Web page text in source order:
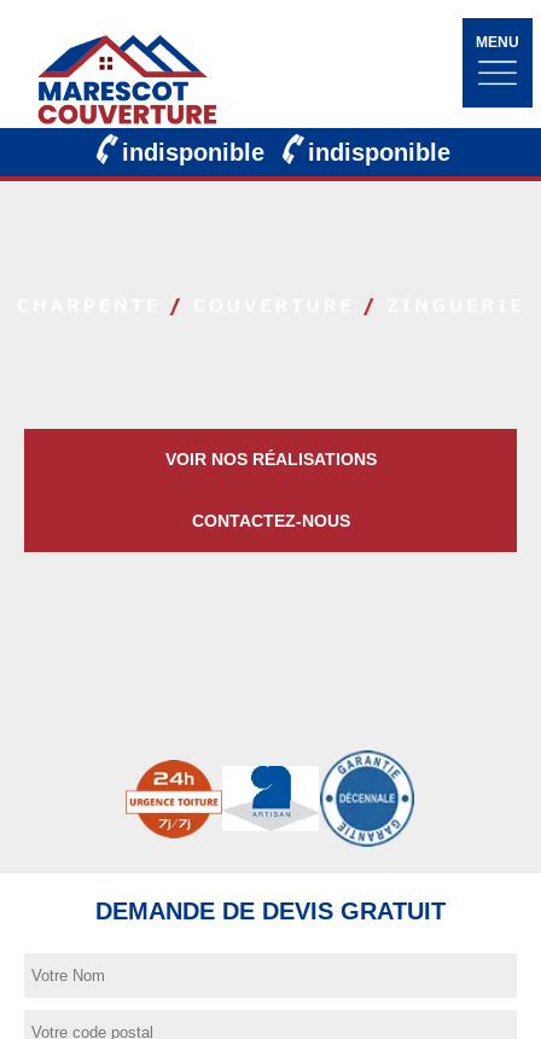
MENU
indisponible indisponible
VOIR NOS RÉALISATIONS
CONTACTEZ-NOUS
DEMANDE DE DEVIS GRATUIT